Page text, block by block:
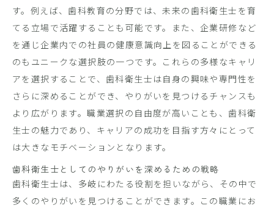
す。例えば、歯科教育の分野では、未来の歯科衛生士を育
てる立場で活躍することも可能です。また、企業研修など
を通じ企業内での社員の健康意識向上を図ることができる
のもユニークな選択肢の一つです。これらの多様なキャリ
アを選択することで、歯科衛生士は自身の興味や専門性を
さらに深めることができ、やりがいを見つけるチャンスも
より広がります。職業選択の自由度が高いことも、歯科衛
生士の魅力であり、キャリアの成功を目指す方々にとって
は大きなモチベーションとなります。
歯科衛生士としてのやりがいを深めるための戦略
歯科衛生士は、多岐にわたる役割を担いながら、その中で
多くのやりがいを見つけることができます。この職業にお